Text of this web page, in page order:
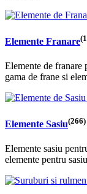
Elemente Franare
Elemente de franare
gama de frane si
Elemente Sasiu(266)
Elemente sasiu
elemente pentru